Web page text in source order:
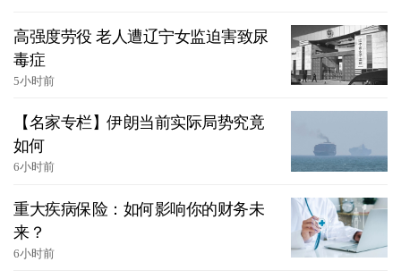
高强度劳役 老人遭辽宁女监迫害致尿
毒症
5小时前
【名家专栏】伊朗当前实际局势究竟
如何
6小时前
重大疾病保险：如何影响你的财务未
来？
6小时前